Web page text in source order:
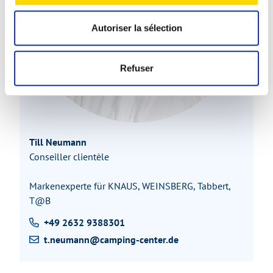
Autoriser la sélection
Refuser
Till Neumann
Conseiller clientèle
Markenexperte für KNAUS, WEINSBERG, Tabbert,
T@B
+49 2632 9388301
t.neumann@camping-center.de